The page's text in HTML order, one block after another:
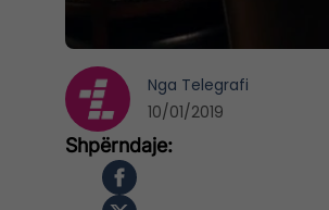
Nga Telegrafi
10/01/2019